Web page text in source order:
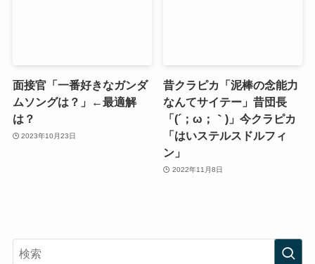
面接官「一番好きなガンダ
ムソングは？」←最適解
は？
2023年10月23日
昔クラピカ「泥棒の念能力
なんてサイテー」昔団長
「(´；ω；｀)」今クラピカ
「はいステルスドルフィ
ン」
2022年11月8日